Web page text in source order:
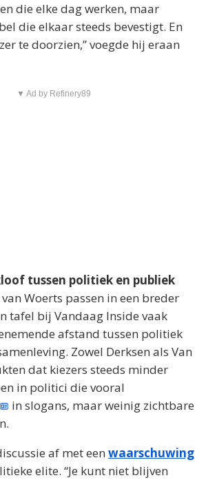
die elke dag werken, maar
die elkaar steeds bevestigt. En
te doorzien,” voegde hij eraan
▼ Ad by Refinery89
tussen politiek en publiek
Woerts passen in een breder
tafel bij Vandaag Inside vaak
afstand tussen politiek
Zowel Derksen als Van
dat kiezers steeds minder
in politici die vooral
in slogans, maar weinig zichtbare
af met een waarschuwing
elite. “Je kunt niet blijven